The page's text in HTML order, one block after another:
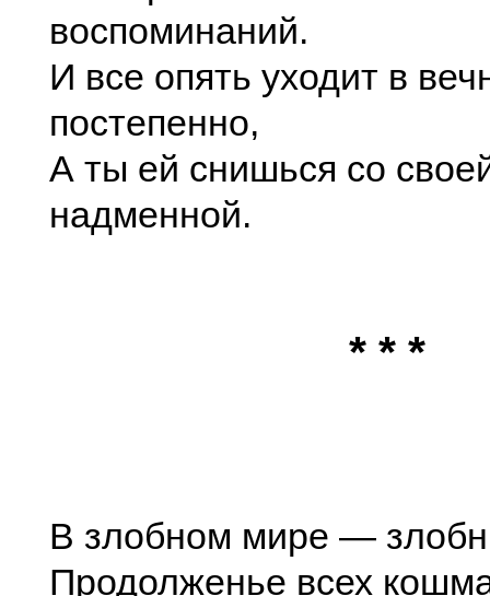
воспоминаний.
И все опять уходит в
постепенно,
А ты ей снишься со
надменной.
* * *
В злобном мире —
Продолженье всех